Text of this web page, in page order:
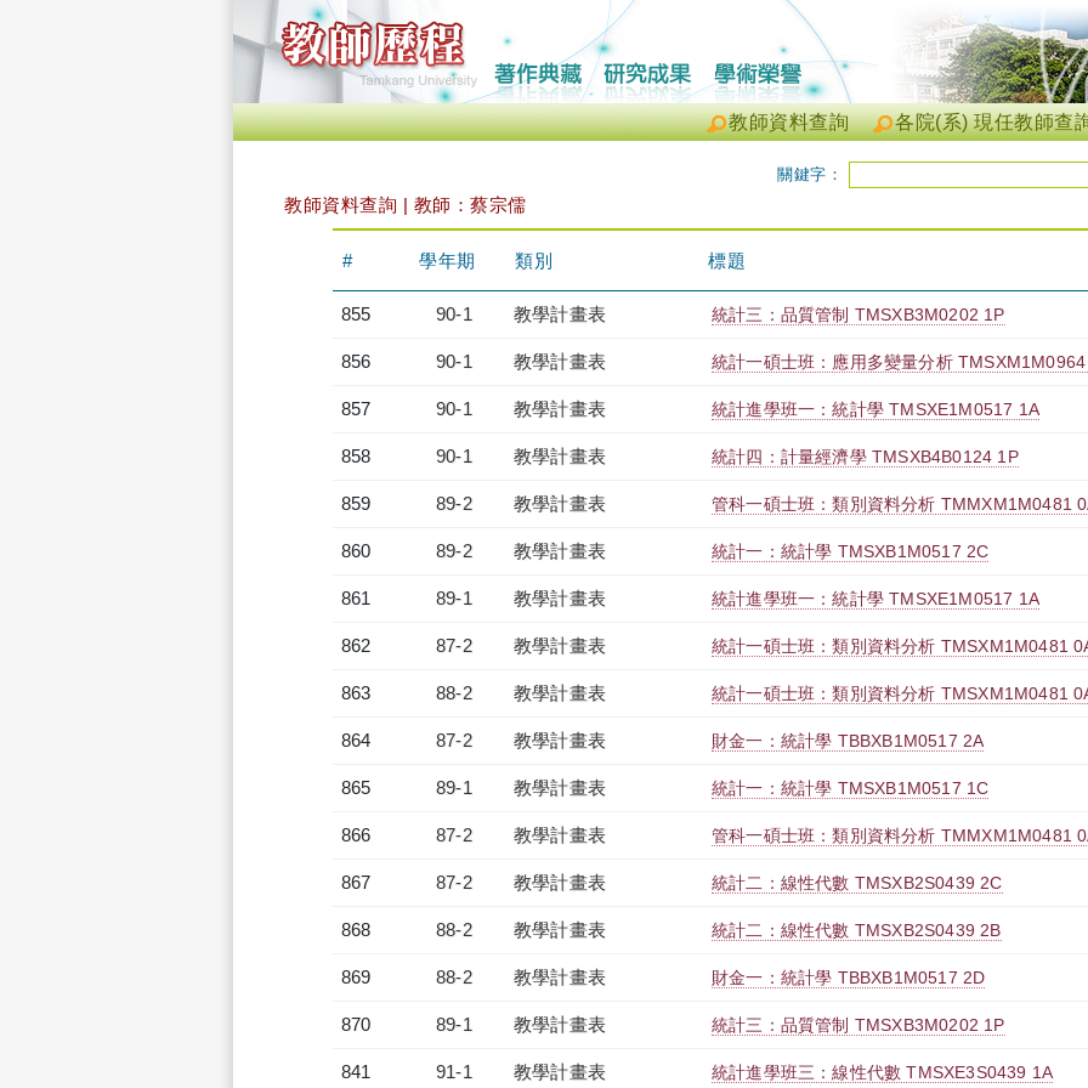
各院(系) 現任教師查
教師資料查詢
關鍵字：
教師資料查詢 | 教師：蔡宗儒
# 學年期 類別 標題
855 90-1 教學計畫表 統計三：品質管制 TMSXB3M0202 1P
856 90-1 教學計畫表 統計一碩士班：應用多變量分析
857 90-1 教學計畫表 統計進學班一：統計學 TMSXE1M0517 1A
858 90-1 教學計畫表 統計四：計量經濟學 TMSXB4B0124 1P
859 89-2 教學計畫表 管科一碩士班：類別資料分析 TMMXM1M0481
860 89-2 教學計畫表 統計一：統計學 TMSXB1M0517 2C
861 89-1 教學計畫表 統計進學班一：統計學 TMSXE1M0517 1A
862 87-2 教學計畫表 統計一碩士班：類別資料分析 TMSXM1M0481
863 88-2 教學計畫表 統計一碩士班：類別資料分析 TMSXM1M0481
864 87-2 教學計畫表 財金一：統計學 TBBXB1M0517 2A
865 89-1 教學計畫表 統計一：統計學 TMSXB1M0517 1C
866 87-2 教學計畫表 管科一碩士班：類別資料分析 TMMXM1M0481
867 87-2 教學計畫表 統計二：線性代數 TMSXB2S0439 2C
868 88-2 教學計畫表 統計二：線性代數 TMSXB2S0439 2B
869 88-2 教學計畫表 財金一：統計學 TBBXB1M0517 2D
870 89-1 教學計畫表 統計三：品質管制 TMSXB3M0202 1P
841 91-1 教學計畫表 統計進學班三：線性代數 TMSXE3S0439 1A